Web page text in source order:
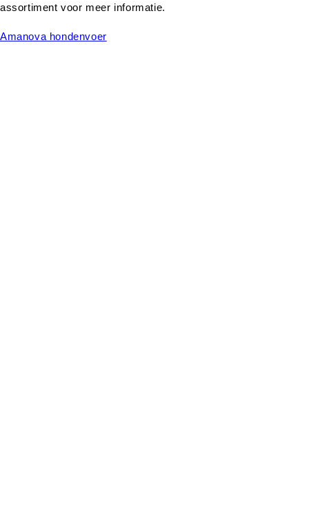
assortiment voor meer informatie.
Amanova hondenvoer